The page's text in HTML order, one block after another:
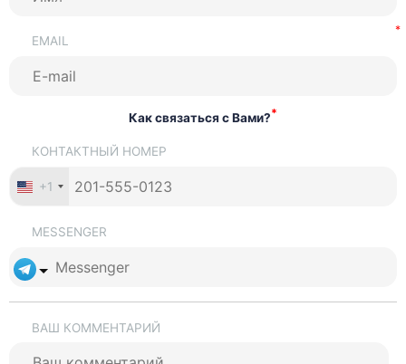
EMAIL
Как связаться с Вами?*
КОНТАКТНЫЙ НОМЕР
+1
MESSENGER
ВАШ КОММЕНТАРИЙ